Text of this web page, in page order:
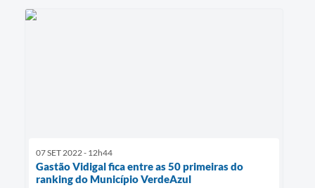
07 SET 2022 - 12h44
Gastão Vidigal fica entre as 50 primeiras do
ranking do Município VerdeAzul